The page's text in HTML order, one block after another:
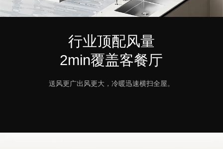
行业顶配风量
2min覆盖客餐厅
送风更广出风更大，冷暖迅速横扫全屋。